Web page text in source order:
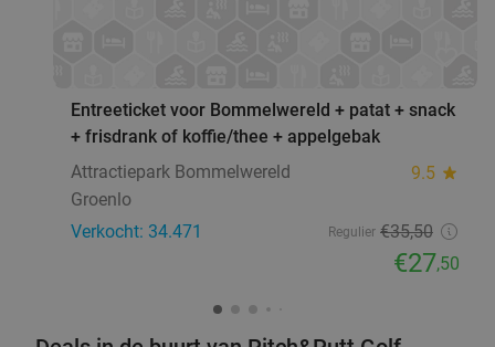
Entreeticket voor Bommelwereld + patat + snack
+ frisdrank of koffie/thee + appelgebak
Attractiepark Bommelwereld
9.5 star
Groenlo
Verkocht: 34.471
Regulier €35,50
€27,50